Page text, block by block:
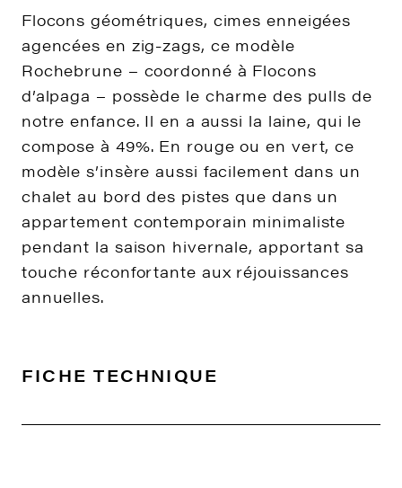
Flocons géométriques, cimes enneigées
agencées en zig-zags, ce modèle
Rochebrune – coordonné à Flocons
d’alpaga – possède le charme des pulls de
notre enfance. Il en a aussi la laine, qui le
compose à 49%. En rouge ou en vert, ce
modèle s’insère aussi facilement dans un
chalet au bord des pistes que dans un
appartement contemporain minimaliste
pendant la saison hivernale, apportant sa
touche réconfortante aux réjouissances
annuelles.
FICHE TECHNIQUE